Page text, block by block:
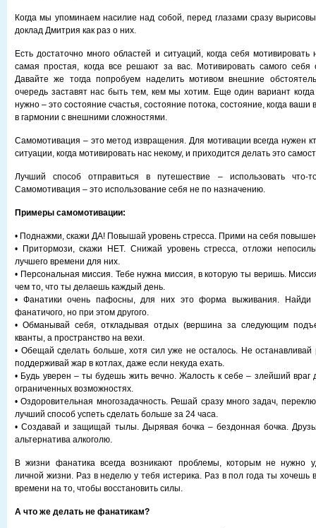
Когда мы упоминаем насилие над собой, перед глазами сразу
доклад Дмитрия как раз о них.
Есть достаточно много областей и ситуаций, когда себя
самая простая, когда все решают за вас. Мотивировать самого
Давайте же тогда попробуем наделить мотивом внешние
очередь заставят нас быть тем, кем мы хотим. Еще один вариант
нужно – это состояние счастья, состояние потока, состояние, когда ваши
в гармонии с внешними сложностями.
Самомотивация – это метод извращения. Для мотивации всегда нужен
ситуации, когда мотивировать нас некому, и приходится делать это
Лучший способ отправиться в путешествие – использовать
Самомотивация – это использование себя не по назначению.
Примеры самомотивации:
• Поднажми, скажи ДА! Повышай уровень стресса. Прими на себя
• Притормози, скажи НЕТ. Снижай уровень стресса, отложи
лучшего времени для них.
• Персональная миссия. Тебе нужна миссия, в которую ты веришь.
чем то, что ты делаешь каждый день.
• Фанатики очень пафосны, для них это форма выживания. Найди
фанатичого, но при этом другого.
• Обманывай себя, откладывая отдых (вершина за следующим
кванты, а пространство на вехи.
• Обещай сделать больше, хотя сил уже не осталось. Не останавливай
поддерживай жар в котлах, даже если некуда ехать.
• Будь уверен – ты будешь жить вечно. Жалость к себе – злейший
ограниченных возможностях.
• Оздоровительная многозадачность. Решай сразу много задач,
лучший способ успеть сделать больше за 24 часа.
• Создавай и защищай тылы. Дырявая бочка – бездонная бочка.
альтернатива алкоголю.
В жизни фанатика всегда возникают проблемы, которым не нужно
личной жизни. Раз в неделю у тебя истерика. Раз в пол года ты хочешь
времени на то, чтобы восстановить силы.
А что же делать не фанатикам?